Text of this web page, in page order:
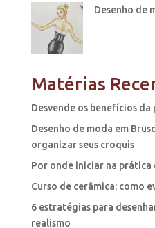
Desenho de
Matérias
Desvende os benefícios
Desenho de moda em
organizar seus croquis
Por onde iniciar na prática
Curso de cerâmica: como
6 estratégias para
realismo